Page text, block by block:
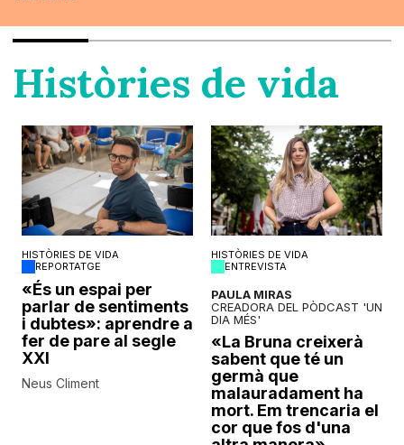
Històries de vida
HISTÒRIES DE VIDA
REPORTATGE
«És un espai per
parlar de sentiments
i dubtes»: aprendre a
fer de pare al segle
XXI
Neus Climent
HISTÒRIES DE VIDA
ENTREVISTA
PAULA MIRAS
CREADORA DEL PÒDCAST 'UN
DIA MÉS'
«La Bruna creixerà
sabent que té un
germà que
malauradament ha
mort. Em trencaria el
cor que fos d'una